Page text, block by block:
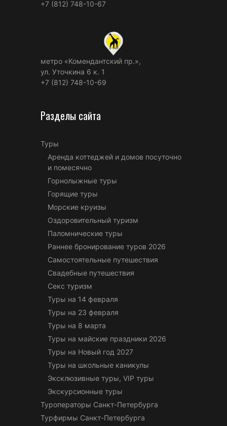
+7 (812) 748-10-67
метро «Комендантский пр.»,
ул. Уточкина 6 к. 1
+7 (812) 748-10-69
Разделы сайта
Туры
Аренда коттеджей и домов посуточно
и помесячно
Горнолыжные туры
Горящие туры
Морские круизы
Оздоровительный туризм
Паломнические туры
Раннее бронирование туров 2026
Самостоятельные путешествия
Свадебные путешествия
Секс туризм
Туры на 14 февраля
Туры на 23 февраля
Туры на 8 марта
Туры на майские праздники 2026
Туры на Новый год 2027
Туры на школьные каникулы
Эксклюзивные туры, VIP туры
Экскурсионные туры
Туроператоры Санкт-Петербурга
Турфирмы Санкт-Петербурга